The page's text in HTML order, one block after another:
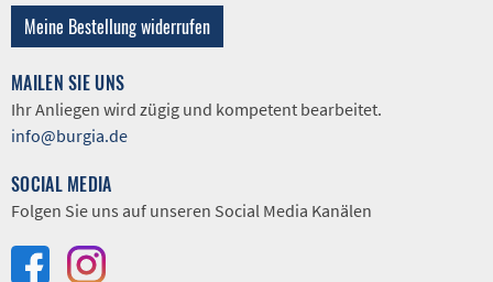
Meine Bestellung widerrufen
MAILEN SIE UNS
Ihr Anliegen wird zügig und kompetent bearbeitet.
info@burgia.de
SOCIAL MEDIA
Folgen Sie uns auf unseren Social Media Kanälen